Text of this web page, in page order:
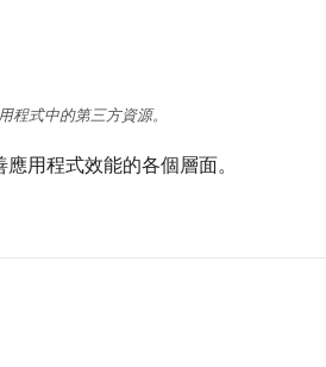
程式中的第三方資源。
用程式效能的各個層面。